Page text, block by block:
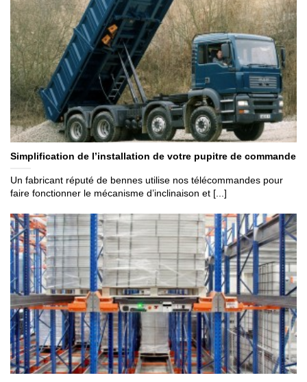
Simplification de l’installation de votre pupitre de commande
Un fabricant réputé de bennes utilise nos télécommandes pour
faire fonctionner le mécanisme d’inclinaison et [...]